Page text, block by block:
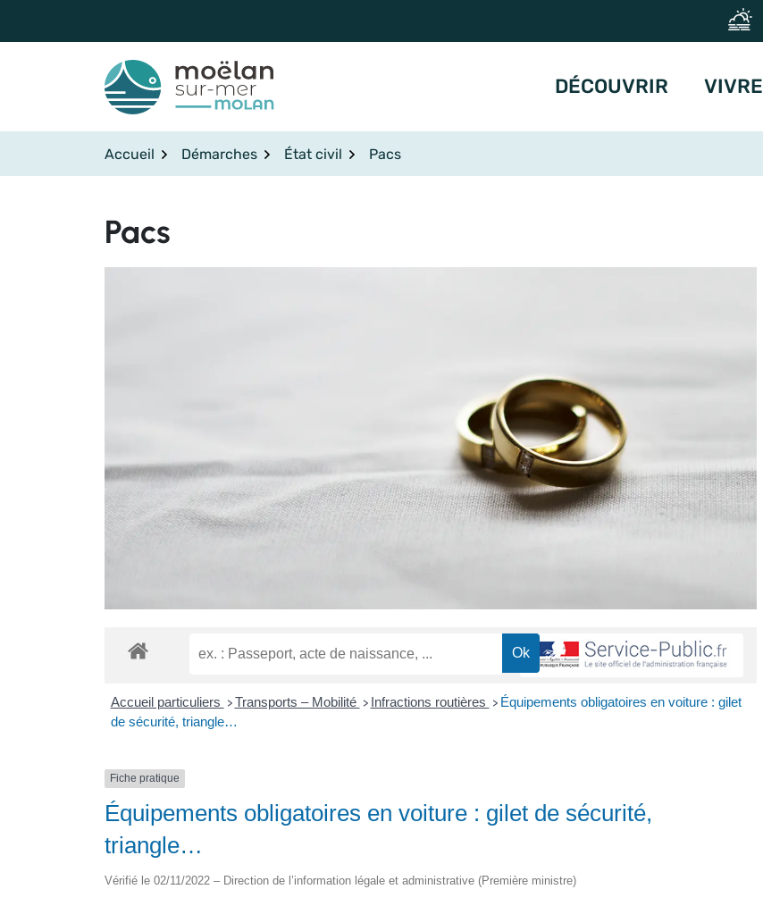
DÉCOUVRIR VIVRE
Accueil Démarches État civil Pacs
Pacs
Accueil particuliers > Transports – Mobilité > Infractions routières > Équipements obligatoires en voiture : gilet
de sécurité, triangle…
Fiche pratique
Équipements obligatoires en voiture : gilet de sécurité,
triangle…
Vérifié le 02/11/2022 – Direction de l’information légale et administrative (Première ministre)